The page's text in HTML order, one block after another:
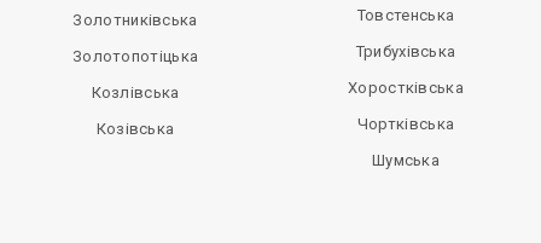
Золотниківська
Золотопотіцька
Козлівська
Козівська
Товстенська
Трибухівська
Хоростківська
Чортківська
Шумська